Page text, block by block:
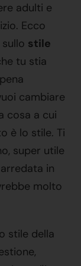
adulti e
Ecco
stile
tu stia
cambiare
cosa a cui
è lo stile. Ti
super utile
in
molto
stile della